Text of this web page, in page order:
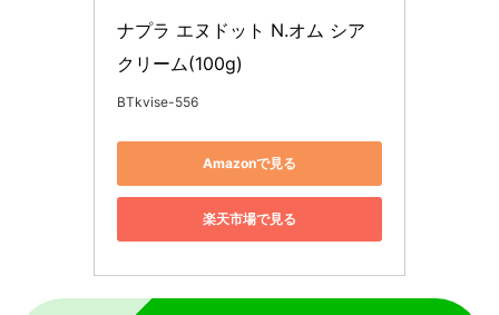
ナプラ エヌドット N.オム シア
クリーム(100g)
BTkvise-556
Amazonで見る
楽天市場で見る